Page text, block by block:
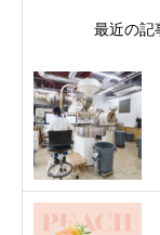
最近の記